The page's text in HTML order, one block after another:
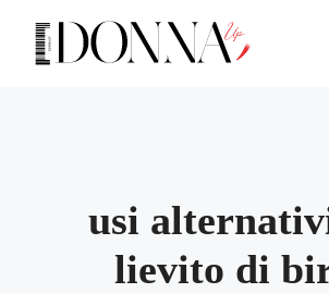
contenuto
usi
lievito di